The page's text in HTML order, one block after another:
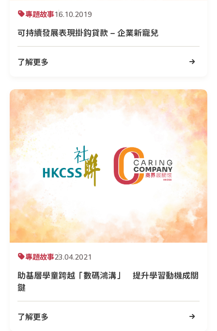
專題故事16.10.2019
可持續發展表現掛鈎貸款 – 企業新寵兒
了解更多
專題故事23.04.2021
助基層學童跨越「數碼鴻溝」 提升學習動機成關
鍵
了解更多